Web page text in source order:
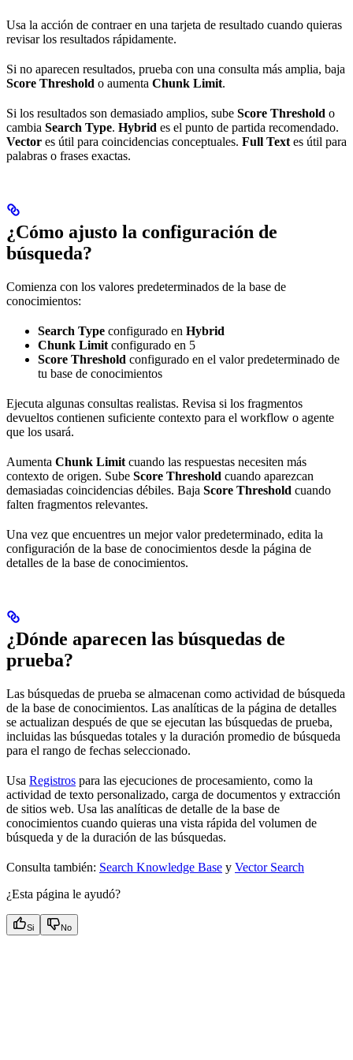
Usa la acción de contraer en una tarjeta de resultado cuando quieras
revisar los resultados rápidamente.
Si no aparecen resultados, prueba con una consulta más amplia, baja
Score Threshold o aumenta Chunk Limit.
Si los resultados son demasiado amplios, sube Score Threshold o
cambia Search Type. Hybrid es el punto de partida recomendado.
Vector es útil para coincidencias conceptuales. Full Text es útil para
palabras o frases exactas.
¿Cómo ajusto la configuración de
búsqueda?
Comienza con los valores predeterminados de la base de
conocimientos:
Search Type configurado en Hybrid
Chunk Limit configurado en 5
Score Threshold configurado en el valor predeterminado de
tu base de conocimientos
Ejecuta algunas consultas realistas. Revisa si los fragmentos
devueltos contienen suficiente contexto para el workflow o agente
que los usará.
Aumenta Chunk Limit cuando las respuestas necesiten más
contexto de origen. Sube Score Threshold cuando aparezcan
demasiadas coincidencias débiles. Baja Score Threshold cuando
falten fragmentos relevantes.
Una vez que encuentres un mejor valor predeterminado, edita la
configuración de la base de conocimientos desde la página de
detalles de la base de conocimientos.
¿Dónde aparecen las búsquedas de
prueba?
Las búsquedas de prueba se almacenan como actividad de búsqueda
de la base de conocimientos. Las analíticas de la página de detalles
se actualizan después de que se ejecutan las búsquedas de prueba,
incluidas las búsquedas totales y la duración promedio de búsqueda
para el rango de fechas seleccionado.
Usa Registros para las ejecuciones de procesamiento, como la
actividad de texto personalizado, carga de documentos y extracción
de sitios web. Usa las analíticas de detalle de la base de
conocimientos cuando quieras una vista rápida del volumen de
búsqueda y de la duración de las búsquedas.
Consulta también: Search Knowledge Base y Vector Search
¿Esta página le ayudó?
Si No